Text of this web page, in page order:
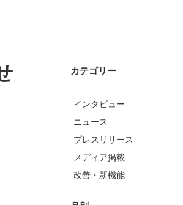
カテゴリー
インタビュー
ニュース
プレスリリース
メディア掲載
改善・新機能